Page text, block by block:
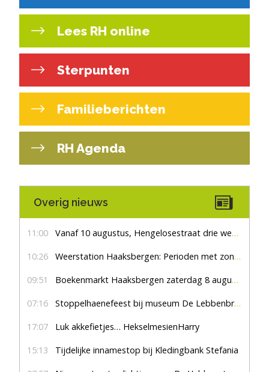
Lees RH online
Sterpunten
Familieberichten
RH Agenda
Overig nieuws
11:00 Vanaf 10 augustus, Hengelosestraat drie weken dicht voor doorgaand verkeer
10:26 Weerstation Haaksbergen: Perioden met zon en droog
09:51 Boekenmarkt Haaksbergen zaterdag 8 augustus, marktplein Haaksbergen
07:16 Stoppelhaenefeest bij museum De Lebbenbrugge
17:07 Luk akkefietjes… HekselmesienHarry
15:13 Tijdelijke innamestop bij Kledingbank Stefania